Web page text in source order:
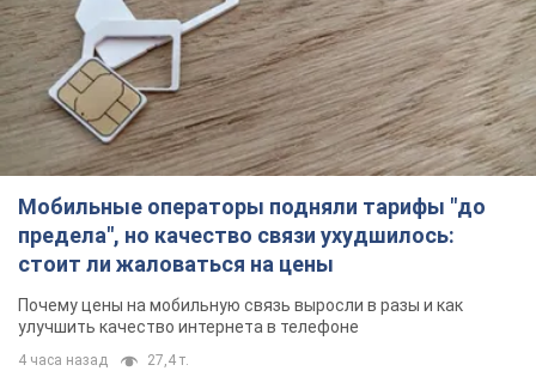
Мобильные операторы подняли тарифы "до
предела", но качество связи ухудшилось:
стоит ли жаловаться на цены
Почему цены на мобильную связь выросли в разы и как
улучшить качество интернета в телефоне
4 часа назад 27,4 т.